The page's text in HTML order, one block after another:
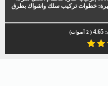
خطوات تركيب سلك واشواك بطرق
4.65
(
2 أصوات)